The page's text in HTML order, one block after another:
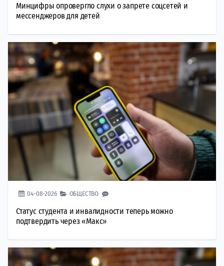
Минцифры опровергло слухи о запрете соцсетей и
мессенджеров для детей
04-08-2026 ОБЩЕСТВО
Статус студента и инвалидности теперь можно
подтвердить через «Макс»